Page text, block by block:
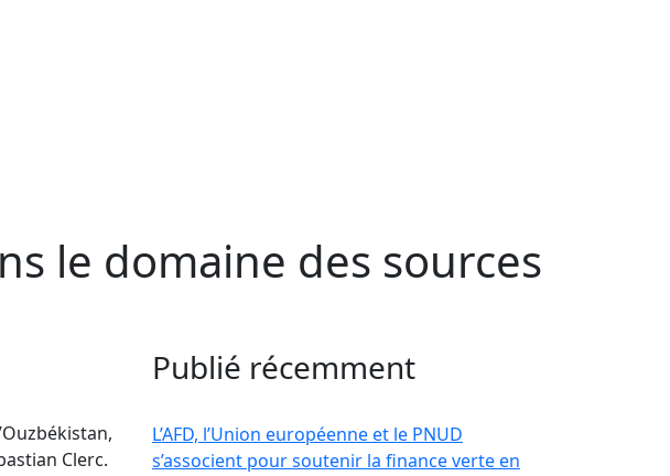
le domaine des sources
Publié récemment
L’AFD, l’Union européenne et le PNUD
s’associent pour soutenir la finance verte en
Clerc.